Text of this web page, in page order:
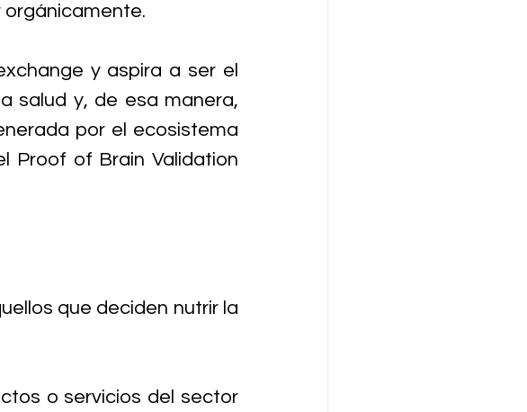
y aspira a ser el
salud y, de esa manera,
por el ecosistema
Proof of Brain Validation
que deciden nutrir la
o servicios del sector